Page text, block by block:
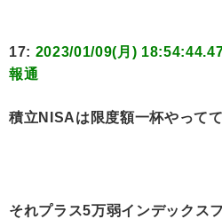
17: 2023/01/09(月)
報通
積立NISAは限度額一杯やってて
それプラス5万弱インデックス